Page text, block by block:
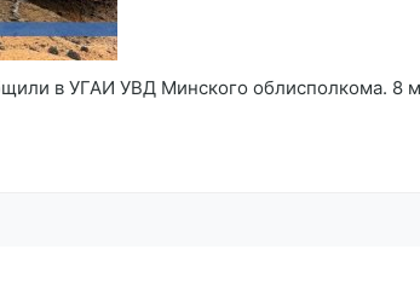
в УГАИ УВД Минского облисполкома. 8